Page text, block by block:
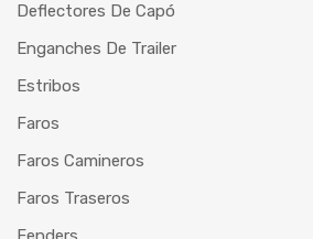
Deflectores De Capó
Enganches De Trailer
Estribos
Faros
Faros Camineros
Faros Traseros